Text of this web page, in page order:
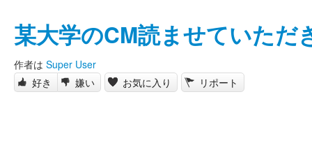
某大学のCM読ませていただ
作者は Super User
好き
嫌い お気に入り リポート